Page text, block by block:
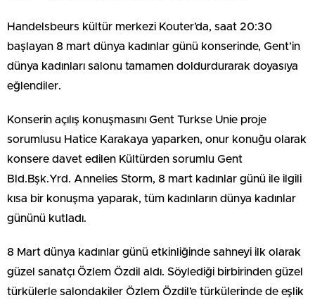
Handelsbeurs kültür merkezi Kouter’da, saat 20:30
başlayan 8 mart dünya kadınlar günü konserinde, Gent’in
dünya kadınları salonu tamamen doldurdurarak doyasıya
eğlendiler.
Konserin açılış konuşmasını Gent Turkse Unie proje
sorumlusu Hatice Karakaya yaparken, onur konuğu olarak
konsere davet edilen Kültürden sorumlu Gent
Bld.Bşk.Yrd. Annelies Storm, 8 mart kadınlar günü ile ilgili
kısa bir konuşma yaparak, tüm kadınların dünya kadınlar
gününü kutladı.
8 Mart dünya kadınlar günü etkinliğinde sahneyi ilk olarak
güzel sanatçı Özlem Özdil aldı. Söylediği birbirinden güzel
türkülerle salondakiler Özlem Özdil’e türkülerinde de eşlik